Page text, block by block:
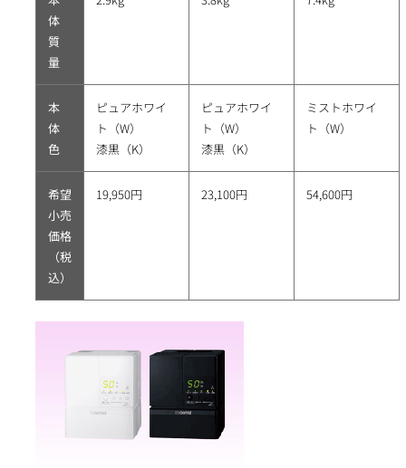
体
質
量
本
体
色
ピュアホワイ
ト（W）
漆黒（K）
ピュアホワイ
ト（W）
漆黒（K）
ミストホワイ
ト（W）
希望
小売
価格
（税
込）
19,950円 23,100円 54,600円